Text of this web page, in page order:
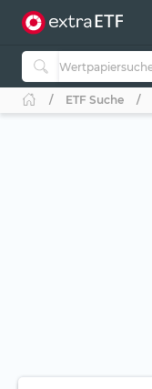
ETF Suche